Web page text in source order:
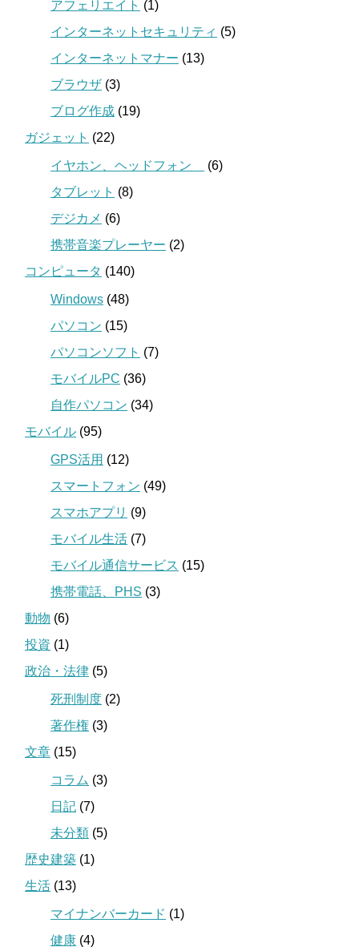
アフェリエイト (1)
インターネットセキュリティ (5)
インターネットマナー (13)
ブラウザ (3)
ブログ作成 (19)
ガジェット (22)
イヤホン、ヘッドフォン
(6)
タブレット (8)
デジカメ (6)
携帯音楽プレーヤー (2)
コンピュータ (140)
Windows (48)
パソコン (15)
パソコンソフト (7)
モバイルPC (36)
自作パソコン (34)
モバイル (95)
GPS活用 (12)
スマートフォン (49)
スマホアプリ (9)
モバイル生活 (7)
モバイル通信サービス (15)
携帯電話、PHS (3)
動物 (6)
投資 (1)
政治・法律 (5)
死刑制度 (2)
著作権 (3)
文章 (15)
コラム (3)
日記 (7)
未分類 (5)
歴史建築 (1)
生活 (13)
マイナンバーカード (1)
健康 (4)